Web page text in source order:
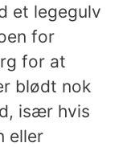
et legegulv
for
for at
blødt nok
især hvis
eller